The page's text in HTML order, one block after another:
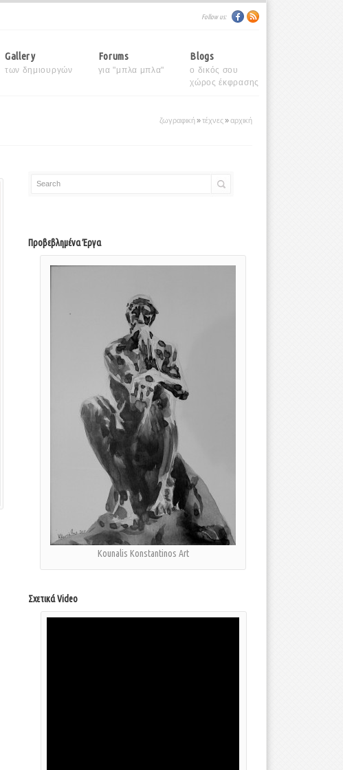
Follow us:
Gallery
των δημιουργών
Forums
για "μπλα μπλα"
Blogs
ο δικός σου
χώρος έκφρασης
ζωγραφική»τέχνες»αρχική
Search
Προβεβλημένα Έργα
Kounalis Konstantinos Art
Σχετικά Video